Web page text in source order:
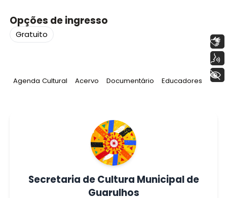
Opções de ingresso
Gratuito
Tag:
Agenda Cultural Tag:
Acervo Tag:
Documentário Tag:
Educadores
Secretaria de Cultura Municipal de
Guarulhos